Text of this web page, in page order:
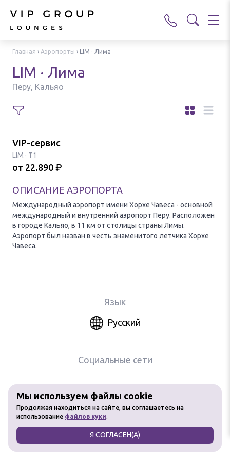
Главная › Аэропорты › LIM · Лима
LIM · Лима
Перу, Кальяо
VIP-сервис
LIM · T1
от 22.890 ₽
ОПИСАНИЕ АЭРОПОРТА
Международный аэропорт имени Хорхе Чавеса - основной
международный и внутренний аэропорт Перу. Расположен
в городе Кальяо, в 11 км от столицы страны Лимы.
Аэропорт был назван в честь знаменитого летчика Хорхе
Чавеса.
Мы используем файлы cookie
Продолжая находиться на сайте, вы соглашаетесь на
использование файлов куки.
Я СОГЛАСЕН(А)
Язык
Русский
Социальные сети
Любое использование материалов
сайта без разрешения запрещено